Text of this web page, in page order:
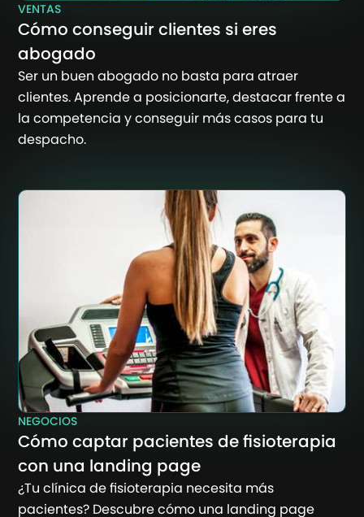
VENTAS
Cómo conseguir clientes si eres
abogado
Ser un buen abogado no basta para atraer
clientes. Aprende a posicionarte, destacar frente a
la competencia y conseguir más casos para tu
despacho.
NEGOCIOS
Cómo captar pacientes de fisioterapia
con una landing page
¿Tu clínica de fisioterapia necesita más
pacientes? Descubre cómo una landing page